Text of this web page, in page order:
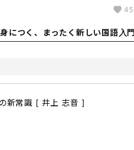
45
につく、まったく新しい国語入門
新常識 [ 井上 志音 ]